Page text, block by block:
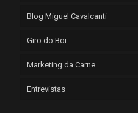
Blog Miguel Cavalcanti
Giro do Boi
Marketing da Carne
Entrevistas